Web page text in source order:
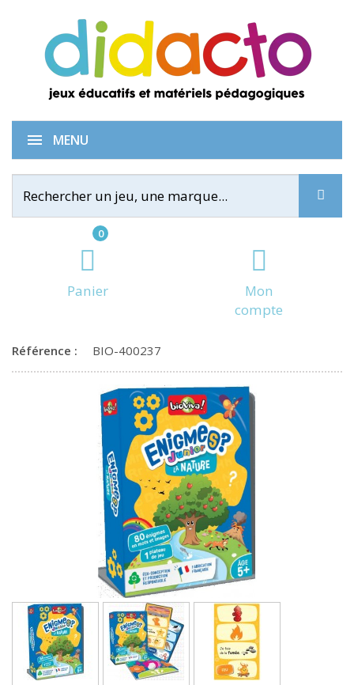
0
Panier
Mon
compte
MENU
Enigmes junior - La nature
Référence : BIO-400237